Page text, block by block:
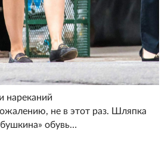
нареканий
не в этот раз. Шляпка
обувь…